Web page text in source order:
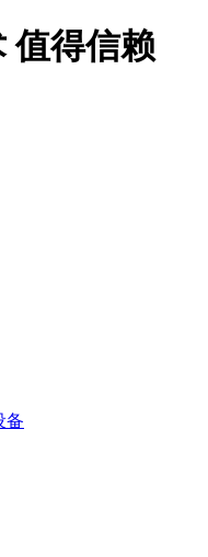
值得信赖
备